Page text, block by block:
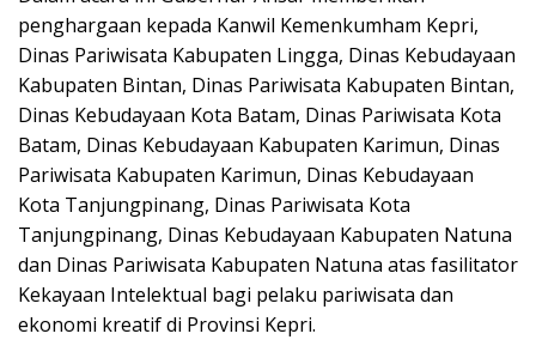
penghargaan kepada Kanwil Kemenkumham Kepri,
Dinas Pariwisata Kabupaten Lingga, Dinas Kebudayaan
Kabupaten Bintan, Dinas Pariwisata Kabupaten Bintan,
Dinas Kebudayaan Kota Batam, Dinas Pariwisata Kota
Batam, Dinas Kebudayaan Kabupaten Karimun, Dinas
Pariwisata Kabupaten Karimun, Dinas Kebudayaan
Kota Tanjungpinang, Dinas Pariwisata Kota
Tanjungpinang, Dinas Kebudayaan Kabupaten Natuna
dan Dinas Pariwisata Kabupaten Natuna atas fasilitator
Kekayaan Intelektual bagi pelaku pariwisata dan
ekonomi kreatif di Provinsi Kepri.